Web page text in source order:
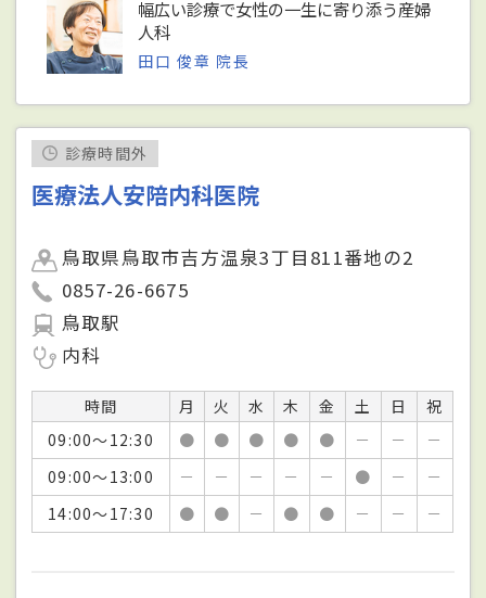
幅広い診療で女性の一生に寄り添う産婦
人科
田口 俊章 院長
診療時間外
医療法人安陪内科医院
鳥取県鳥取市吉方温泉3丁目811番地の2
0857-26-6675
鳥取駅
内科
時間 月 火 水 木 金 土 日
祝
09:00～12:30
● ● ● ● ● － －
－
09:00～13:00
－ － － － － ● －
－
14:00～17:30
● ● － ● ● － － －